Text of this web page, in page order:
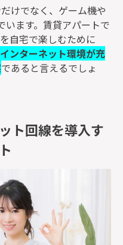
けでなく、ゲーム機や
います。賃貸アパートで
自宅で楽しむために
インターネット環境が充
であると言えるでしょ
ト回線を導入す